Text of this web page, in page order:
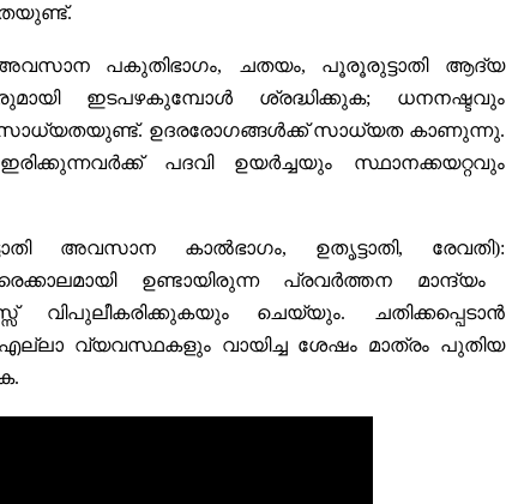
അവസാന പകുതിഭാഗം, ചതയം, പൂരൂരുട്ടാതി ആദ്യ
ഇടപഴകുമ്പോൾ ശ്രദ്ധിക്കുക; ധനനഷ്ടവും
സാധ്യതയുണ്ട്. ഉദരരോഗങ്ങൾക്ക് സാധ്യത കാണുന്നു.
പദവി ഉയർച്ചയും സ്ഥാനക്കയറ്റവും
അവസാന കാൽഭാഗം, ഉതൃട്ടാതി, രേവതി):
ഉണ്ടായിരുന്ന പ്രവർത്തന മാന്ദ്യം
ചെയ്യും. ചതിക്കപ്പെടാൻ
വ്യവസ്ഥകളും വായിച്ച ശേഷം മാത്രം പുതിയ